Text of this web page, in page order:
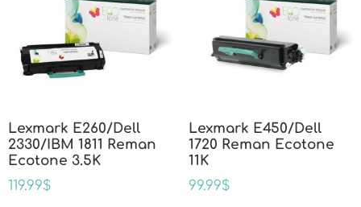
Lexmark E260/Dell
2330/IBM 1811 Reman
Ecotone 3.5K
119.99$
Lexmark E450/Dell
1720 Reman Ecotone
11K
99.99$